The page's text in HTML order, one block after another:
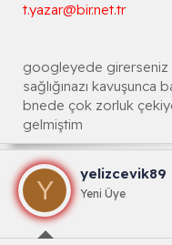
t.yazar@bir.net.tr
googleyede girerseniz
sağlığınazı kavuşunca
bnede çok zorluk
gelmiştim
Y
yelizcevik89
Yeni Üye